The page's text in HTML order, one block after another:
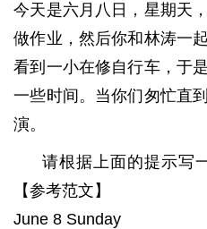
今天是六月八日，星期天
做作业，然后你和林涛一
看到一小在修自行车，于
一些时间。当你们匆忙直
演。
请根据上面的提示写
【参考范文】
June 8 Sunday